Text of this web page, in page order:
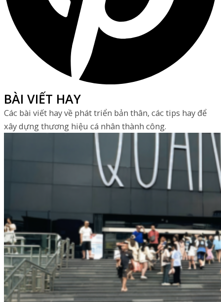
BÀI VIẾT HAY
Các bài viết hay về phát triển bản thân, các tips hay để
xây dựng thương hiệu cá nhân thành công.